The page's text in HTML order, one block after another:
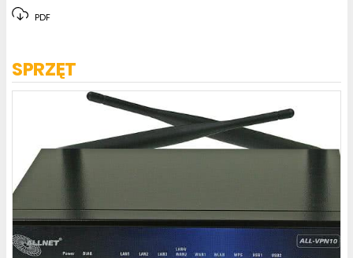
PDF
SPRZĘT